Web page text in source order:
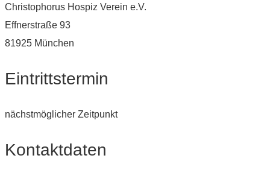
Christophorus Hospiz Verein e.V.
Effnerstraße 93
81925 München
Eintrittstermin
nächstmöglicher Zeitpunkt
Kontaktdaten